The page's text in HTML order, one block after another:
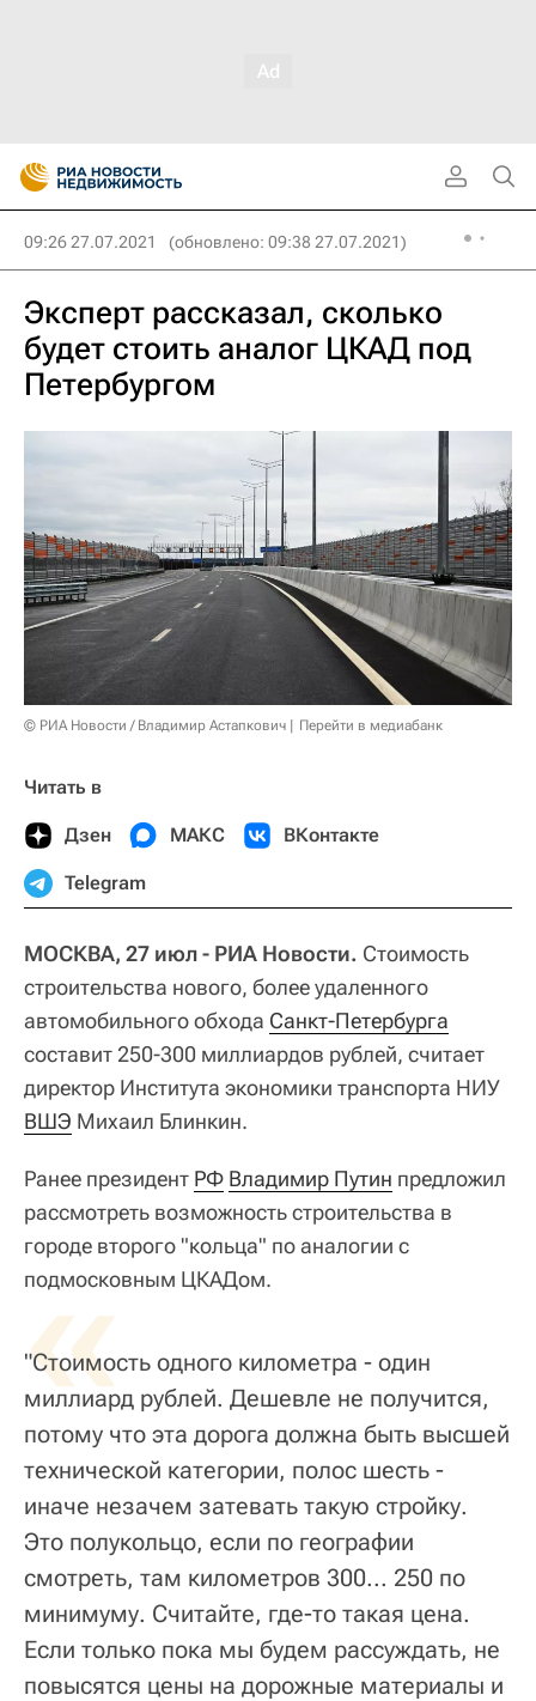
09:26 27.07.2021 (обновлено: 09:38 27.07.2021)
Эксперт рассказал, сколько
будет стоить аналог ЦКАД под
Петербургом
© РИА Новости / Владимир Астапкович Перейти в медиабанк
Читать в
Дзен МАКС ВКонтакте
Telegram
МОСКВА, 27 июл - РИА Новости. Стоимость
строительства нового, более удаленного
автомобильного обхода Санкт-Петербурга
составит 250-300 миллиардов рублей, считает
директор Института экономики транспорта НИУ
ВШЭ Михаил Блинкин.
Ранее президент РФ Владимир Путин предложил
рассмотреть возможность строительства в
городе второго "кольца" по аналогии с
подмосковным ЦКАДом.
«
"Стоимость одного километра - один
миллиард рублей. Дешевле не получится,
потому что эта дорога должна быть высшей
технической категории, полос шесть -
иначе незачем затевать такую стройку.
Это полукольцо, если по географии
смотреть, там километров 300... 250 по
минимуму. Считайте, где-то такая цена.
Если только пока мы будем рассуждать, не
повысятся цены на дорожные материалы и